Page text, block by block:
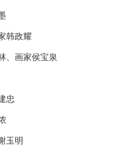
韩政耀
、画家侯宝泉
忠
玉明